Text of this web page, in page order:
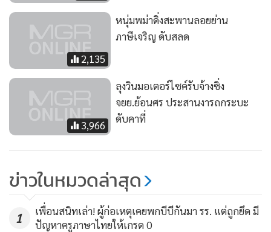
2,135
หนุ่มพม่าดิ่งสะพานลอยย่าน
ภาษีเจริญ ดับสลด
3,966
ลุงวินมอเตอร์ไซค์รับจ้างซิ่ง
จยย.ย้อนศร ประสานงารถกระบะ
ดับคาที่
ข่าวในหมวดล่าสุด
1
เพื่อนสนิทเล่า! ผู้ก่อเหตุเคยพกบีบีกันมา รร. แต่ถูกยึด มี
ปัญหาครูภาษาไทยให้เกรด 0